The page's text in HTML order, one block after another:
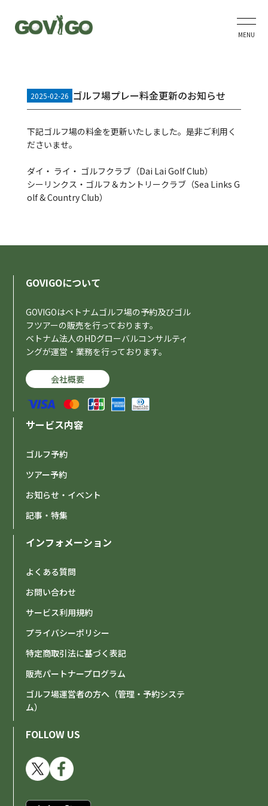
MENU
2025-02-26 ゴルフ場プレー料金更新のお知らせ
下記ゴルフ場の料金を更新いたしました。是非ご利用く
ださいませ。
ダイ・ ライ・ ゴルフクラブ（Dai Lai Golf Club）
シーリンクス・ゴルフ＆カントリークラブ（Sea Links G
olf & Country Club）
GOVIGOについて
GOVIGOはベトナムゴルフ場の予約及びゴル
フツアーの販売を行っております。
ベトナム法人のHDグローバルコンサルティ
ングが運営・業務を行っております。
会社概要
サービス内容
ゴルフ予約
ツアー予約
お知らせ・イベント
記事・特集
インフォメーション
よくある質問
お問い合わせ
サービス利用規約
プライバシーポリシー
特定商取引法に基づく表記
販売パートナープログラム
ゴルフ場運営者の方へ（管理・予約システ
ム）
FOLLOW US